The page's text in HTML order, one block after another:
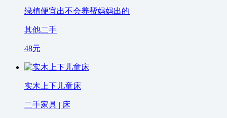
绿植便宜出不会养帮妈妈出的
其他二手
48元
实木上下儿童床
二手家具 | 床